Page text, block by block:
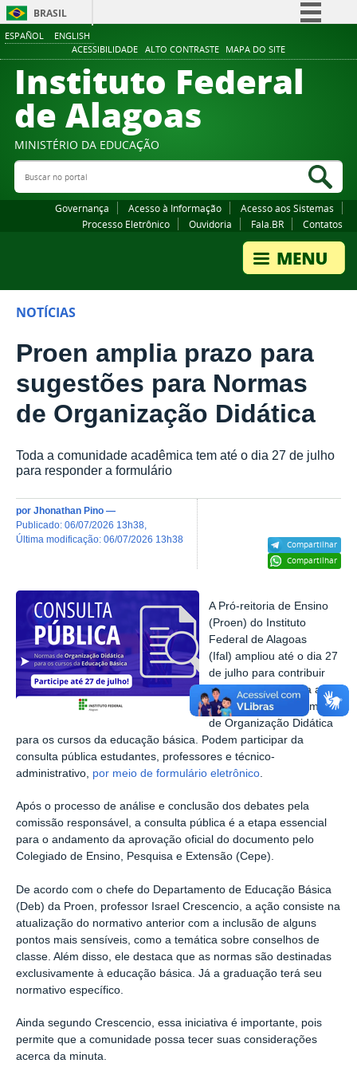
ESPAÑOL ENGLISH
ACESSIBILIDADE ALTO CONTRASTE MAPA DO SITE
BRASIL
Comunica BR
Participe
Canais
Instituto Federal
de Alagoas
MINISTÉRIO DA EDUCAÇÃO
Buscar no portal
Governança Acesso à Informação
Acesso aos Sistemas
Processo Eletrônico
Ouvidoria Fala.BR Contatos
NOTÍCIAS
Proen amplia prazo para
sugestões para Normas
de Organização Didática
Toda a comunidade acadêmica tem até o dia 27 de julho
para responder a formulário
Compartilhar
Compartilhar
por Jhonathan Pino —
publicado: 06/07/2026 13h38
última modificação: 06/07/2026 13h38
A Pró-reitoria de Ensino
(Proen) do Instituto
Federal de Alagoas
(Ifal) ampliou até o dia 27
de julho para contribuir
com sugestões para a
atualização das Normas
de Organização Didática
para os cursos da educação básica. Podem participar da
consulta pública estudantes, professores e técnico-
administrativo, por meio de formulário eletrônico
Após o processo de análise e conclusão dos debates pela
comissão responsável, a consulta pública é a etapa essencial
para o andamento da aprovação oficial do documento pelo
Colegiado de Ensino, Pesquisa e Extensão (Cepe).
De acordo com o chefe do Departamento de Educação Básica
(Deb) da Proen, professor Israel Crescencio, a ação consiste na
atualização do normativo anterior com a inclusão de alguns
pontos mais sensíveis, como a temática sobre conselhos de
classe. Além disso, ele destaca que as normas são destinadas
exclusivamente à educação básica. Já a graduação terá seu
normativo específico.
Ainda segundo Crescencio, essa iniciativa é importante, pois
permite que a comunidade possa tecer suas considerações
acerca da minuta.